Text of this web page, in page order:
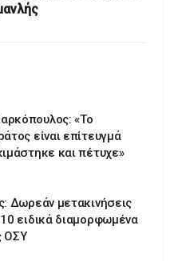
«Το
είναι επίτευγμά
και πέτυχε»
Δωρεάν μετακινήσεις
ειδικά διαμορφωμένα
ΟΣΥ